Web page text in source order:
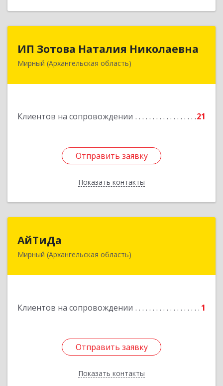
ИП Зотова Наталия Николаевна
Мирный (Архангельская область)
Клиентов на сопровождении 21
Отправить заявку
Показать контакты
164170, г.Мирный, Архангельской обл.,
Отправить заявку
Назад
АйТиДа
Мирный (Архангельская область)
Клиентов на сопровождении 1
Отправить заявку
Показать контакты
164170, Архангельская обл, Мирный г,
Отправить заявку
Назад